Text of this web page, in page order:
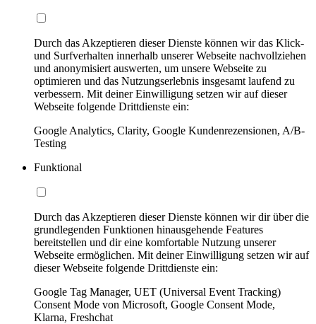
Durch das Akzeptieren dieser Dienste können wir das Klick-
und Surfverhalten innerhalb unserer Webseite nachvollziehen
und anonymisiert auswerten, um unsere Webseite zu
optimieren und das Nutzungserlebnis insgesamt laufend zu
verbessern. Mit deiner Einwilligung setzen wir auf dieser
Webseite folgende Drittdienste ein:
Google Analytics, Clarity, Google Kundenrezensionen, A/B-
Testing
Funktional
Durch das Akzeptieren dieser Dienste können wir dir über die
grundlegenden Funktionen hinausgehende Features
bereitstellen und dir eine komfortable Nutzung unserer
Webseite ermöglichen. Mit deiner Einwilligung setzen wir auf
dieser Webseite folgende Drittdienste ein:
Google Tag Manager, UET (Universal Event Tracking)
Consent Mode von Microsoft, Google Consent Mode,
Klarna, Freshchat